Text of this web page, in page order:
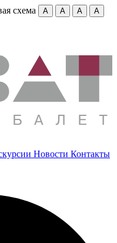
схема A A A
A
Новости Контакты